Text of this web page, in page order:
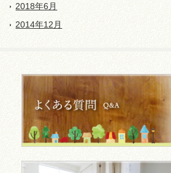
2018年6月
2014年12月